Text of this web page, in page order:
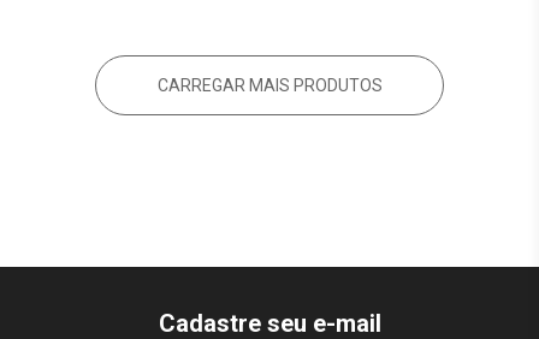
CARREGAR MAIS PRODUTOS
Cadastre seu e-mail